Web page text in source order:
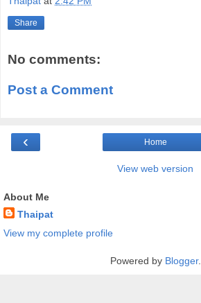
Share
No comments:
Post a Comment
‹ Home
View web version
About Me
Thaipat
View my complete profile
Powered by Blogger.